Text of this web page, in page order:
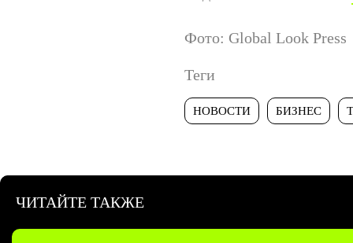
Фото: Global Look Press
Теги
НОВОСТИ БИЗНЕС
ЧИТАЙТЕ ТАКЖЕ